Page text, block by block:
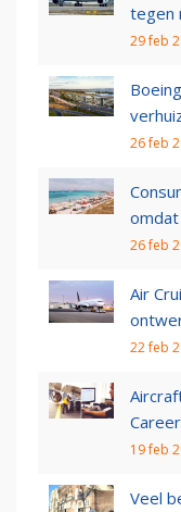
tegen
29 feb
26 feb
omdat
26 feb
Air
22 feb
19 feb
Veel